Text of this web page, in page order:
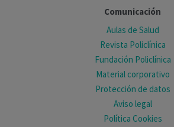
Comunicación
Aulas de Salud
Revista Policlínica
Fundación Policlínica
Material corporativo
Protección de datos
Aviso legal
Política Cookies